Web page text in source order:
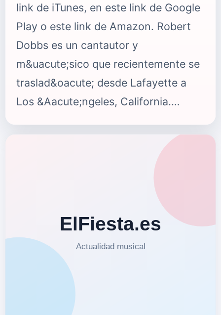
link de iTunes, en este link de Google
Play o este link de Amazon. Robert
Dobbs es un cantautor y
m&uacute;sico que recientemente se
traslad&oacute; desde Lafayette a
Los &Aacute;ngeles, California.
tambi&eacute;n se ha formado en
instrumentos como bajo y la
bater&iacute;a, entre otros.
Tambi&eacute;n produce, mezclas, y
su propia m&uacute;sica. Antes de
embarcarse en su carrera en solitario,
Robert era vocalista y compos…